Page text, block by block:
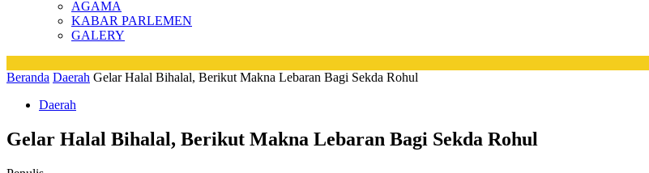
AGAMA
KABAR PARLEMEN
GALERY
Beranda Daerah Gelar Halal Bihalal, Berikut Makna Lebaran Bagi Sekda Rohul
Daerah
Gelar Halal Bihalal, Berikut Makna Lebaran Bagi Sekda Rohul